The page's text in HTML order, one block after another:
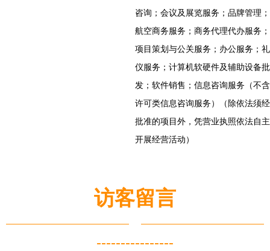
咨询；会议及展览服务；品牌管理；
航空商务服务；商务代理代办服务；
项目策划与公关服务；办公服务；礼
仪服务；计算机软硬件及辅助设备批
发；软件销售；信息咨询服务（不含
许可类信息咨询服务）（除依法须经
批准的项目外，凭营业执照依法自主
开展经营活动）
访客留言
----------------